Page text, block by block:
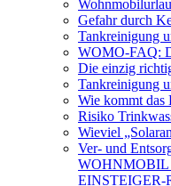
Gefahr durch
Tankreinigung
WOMO-FAQ:
Die einzig
Tankreinigung
Wie kommt
Risiko
Wieviel
Ver- und
WOHNMOBIL
EINSTEIGER-